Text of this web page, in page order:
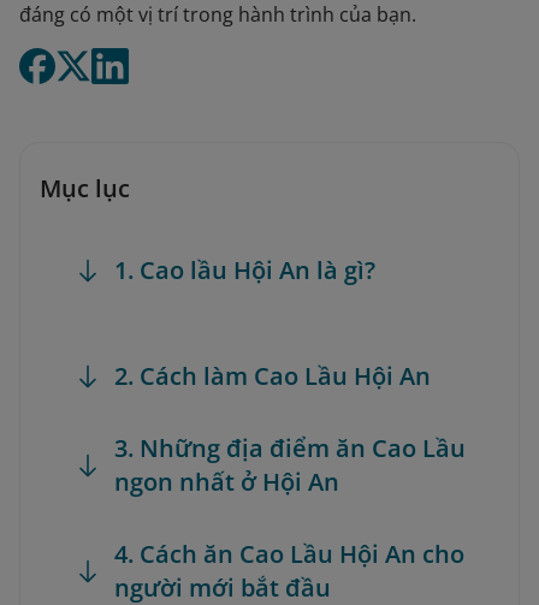
đáng có một vị trí trong hành trình của bạn.
Mục lục
1. Cao lầu Hội An là gì?
2. Cách làm Cao Lầu Hội An
3. Những địa điểm ăn Cao Lầu
ngon nhất ở Hội An
4. Cách ăn Cao Lầu Hội An cho
người mới bắt đầu